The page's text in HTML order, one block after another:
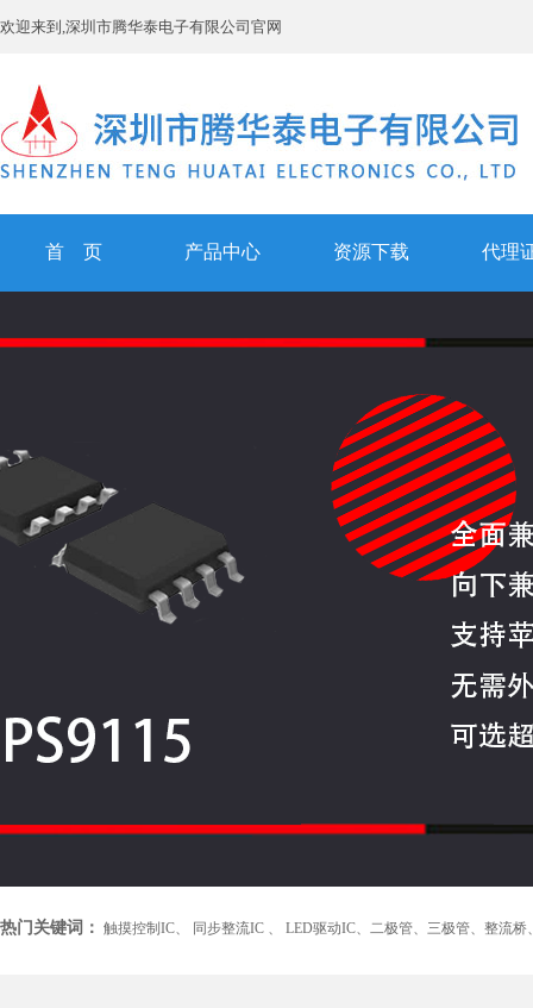
欢迎来到,深圳市腾华泰电子有限公司官网
首 页 产品中心 资源下载 代理
热门关键词： 触摸控制IC、 同步整流IC 、 LED驱动IC、 二极管、 三极管、 整流桥